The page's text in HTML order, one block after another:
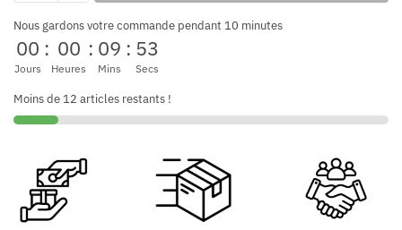
Nous gardons votre commande pendant 10 minutes
00
Jours
: 00
Heures
: 09
Mins
: 53
Secs
Moins de 12 articles restants !